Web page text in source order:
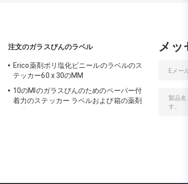
注文のガラスびんのラベル
Erico薬剤ポリ塩化ビニールのラベルのス
テッカー60 x 30のMM
10のMlのガラスびんのためのペーパー付
着力のステッカー ラベルおよび箱の薬剤
メッ